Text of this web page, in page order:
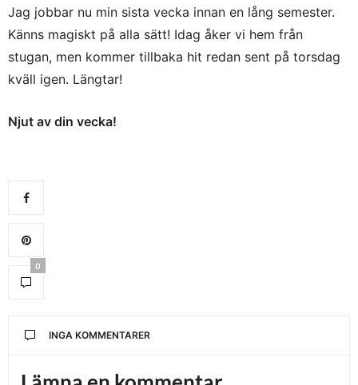
Jag jobbar nu min sista vecka innan en lång semester.
Känns magiskt på alla sätt! Idag åker vi hem från
stugan, men kommer tillbaka hit redan sent på torsdag
kväll igen. Längtar!
Njut av din vecka!
0
INGA KOMMENTARER